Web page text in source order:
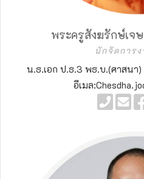
พระครูสังฆรักษ์เจ
นักจัดการ
น.ธ.เอก ป.ธ.3 พธ.บ.(ศาสนา
อีเมล